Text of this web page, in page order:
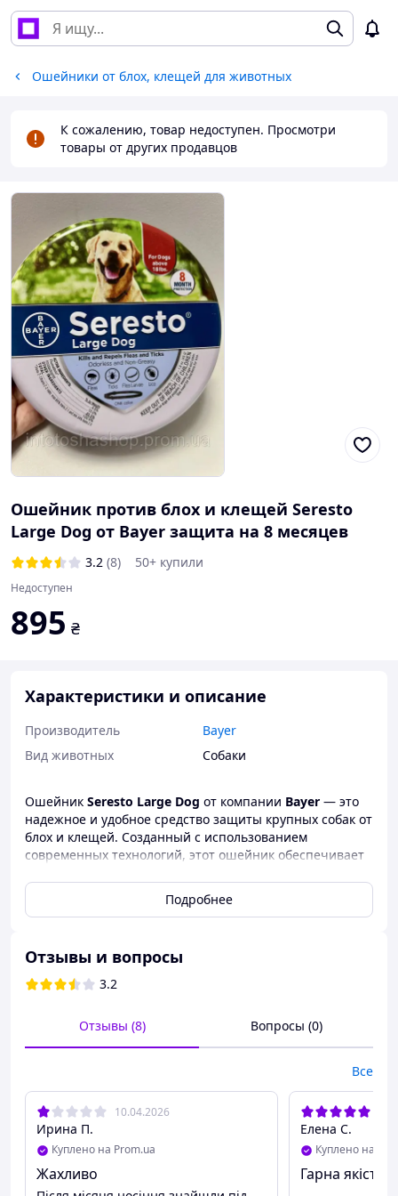
Ошейники от блох, клещей для животных
К сожалению, товар недоступен. Просмотри
товары от других продавцов
Ошейник против блох и клещей Seresto
Large Dog от Bayer защита на 8 месяцев
3.2 (8) 50+ купили
Недоступен
895 ₴
Характеристики и описание
Производитель
Bayer
Вид животных
Собаки
Ошейник Seresto Large Dog от компании Bayer — это
надежное и удобное средство защиты крупных собак от
блох и клещей. Созданный с использованием
современных технологий, этот ошейник обеспечивает
обработок и дарит спокойствие как владельцу, так и
🛡️Длительная защита:
и уничтожает блох и клещей на протяжении 8
Водостойкость:
ошейник сохраняет
эффективность при контакте с водой, поэтому
🌿Безопасность и комфорт:
не имеет резкого
запаха и не вызывает раздражения кожи.
🐾Простота использования:
легко надевается
и регулируется, подходит для собак весом более 8
кг.
Подробнее
Отзывы и вопросы
3.2
Отзывы (8) Вопросы (0)
Все
10.04.2026
Ирина П.
Куплено на Prom.ua
Жахливо
Елена С.
Куплено на
Гарна якість